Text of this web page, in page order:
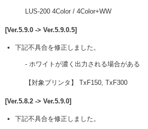
LUS-200 4Color / 4Color+WW
[Ver.5.9.0 -> Ver.5.9.0.5]
下記不具合を修正しました。
- ホワイトが濃く出力される場合がある
【対象プリンタ】 TxF150, TxF300
[Ver.5.8.2 -> Ver.5.9.0]
下記不具合を修正しました。